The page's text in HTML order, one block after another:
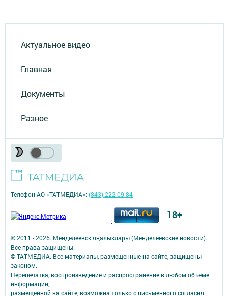
Актуальное видео
Главная
Документы
Разное
© 2011 - 2026. Менделеевск яӊалыклары (Менделеевские новости).
Все права защищены.
© ТАТМЕДИА. Все материалы, размещенные на сайте, защищены
законом.
Перепечатка, воспроизведение и распространение в любом объеме
информации,
размещенной на сайте, возможна только с письменного согласия
Телефон АО «ТАТМЕДИА»:(843) 222 09 84
; 18+